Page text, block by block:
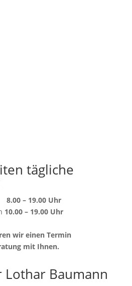
tägliche
8.00 – 19.00 Uhr
10.00 – 19.00 Uhr
wir einen Termin
mit Ihnen.
Baumann